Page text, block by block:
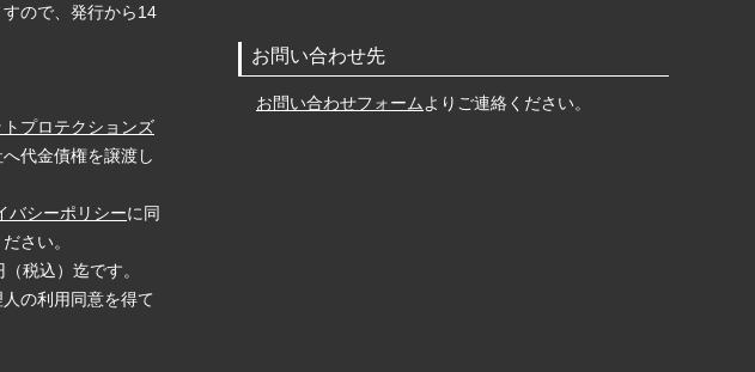
ので、発行から14
プロテクションズ
代金債権を譲渡し
バシーポリシーに同
さい。
税込）迄です。
の利用同意を得て
お問い合わせ先
お問い合わせフォーム よりご連絡ください。